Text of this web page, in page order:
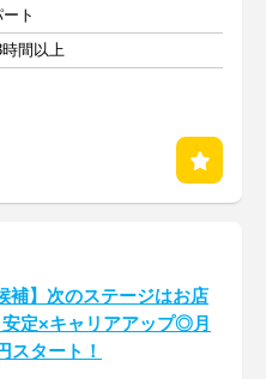
ト
間以上
補】次のステージはお店
定×キャリアアップ◎月
スタート！